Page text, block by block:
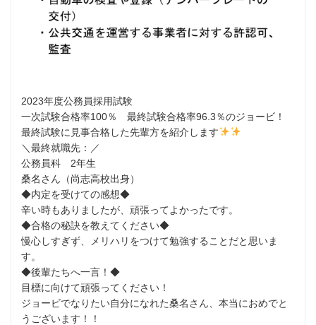
2023年度公務員採用試験
一次試験合格率100％ 最終試験合格率96.3％のジョービ！
最終試験に見事合格した先輩方を紹介します
＼最終就職先：／
公務員科 2年生
桑名さん（尚志高校出身）
◆内定を受けての感想◆
辛い時もありましたが、頑張ってよかったです。
◆合格の秘訣を教えてください◆
慢心しすぎず、メリハリをつけて勉強することだと思いま
す。
◆後輩たちへ一言！◆
目標に向けて頑張ってください！
ジョービでなりたい自分になれた桑名さん、本当におめでと
うございます！！